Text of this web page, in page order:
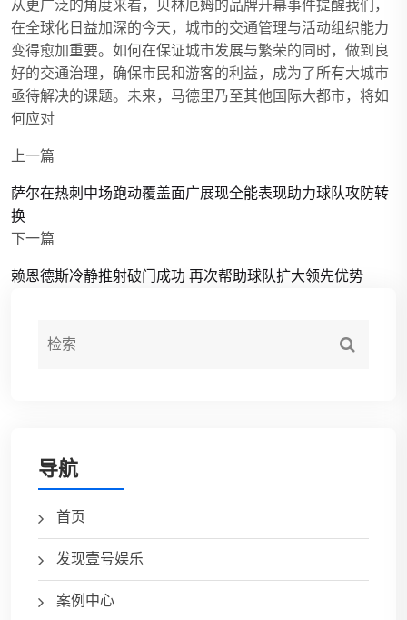
从更广泛的角度来看，贝林厄姆的品牌开幕事件提醒我们，
在全球化日益加深的今天，城市的交通管理与活动组织能力
变得愈加重要。如何在保证城市发展与繁荣的同时，做到良
好的交通治理，确保市民和游客的利益，成为了所有大城市
亟待解决的课题。未来，马德里乃至其他国际大都市，将如
何应对
上一篇
萨尔在热刺中场跑动覆盖面广展现全能表现助力球队攻防转
换
下一篇
赖恩德斯冷静推射破门成功 再次帮助球队扩大领先优势
导航
首页
发现壹号娱乐
案例中心